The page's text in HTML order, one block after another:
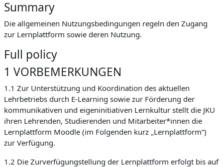
Summary
Die allgemeinen Nutzungsbedingungen regeln den Zugang
zur Lernplattform sowie deren Nutzung.
Full policy
1 VORBEMERKUNGEN
1.1 Zur Unterstützung und Koordination des aktuellen
Lehrbetriebs durch E-Learning sowie zur Förderung der
kommunikativen und eigeninitiativen Lernkultur stellt die JKU
ihren Lehrenden, Studierenden und Mitarbeiter*innen die
Lernplattform Moodle (im Folgenden kurz „Lernplattform“)
zur Verfügung.
1.2 Die Zurverfügungstellung der Lernplattform erfolgt bis auf